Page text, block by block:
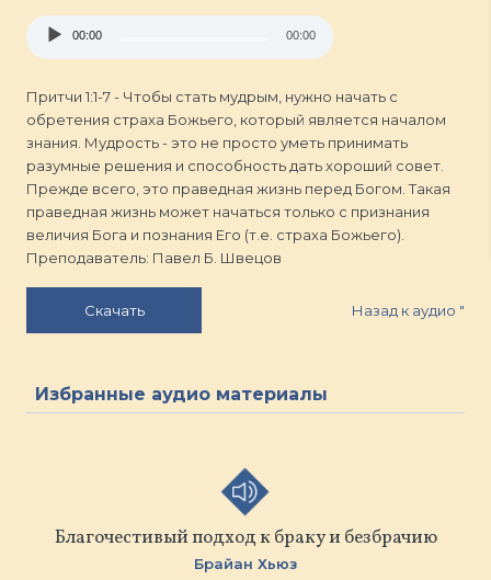
Audio
Player
00:00 00:00
Притчи 1:1-7 - Чтобы стать мудрым, нужно начать с
обретения страха Божьего, который является началом
знания. Мудрость - это не просто уметь принимать
разумные решения и способность дать хороший совет.
Прежде всего, это праведная жизнь перед Богом. Такая
праведная жизнь может начаться только с признания
величия Бога и познания Его (т.е. страха Божьего).
Преподаватель: Павел Б. Швецов
Скачать Назад к аудио "
Избранные аудио материалы
Благочестивый подход к браку и безбрачию
Брайан Хьюз